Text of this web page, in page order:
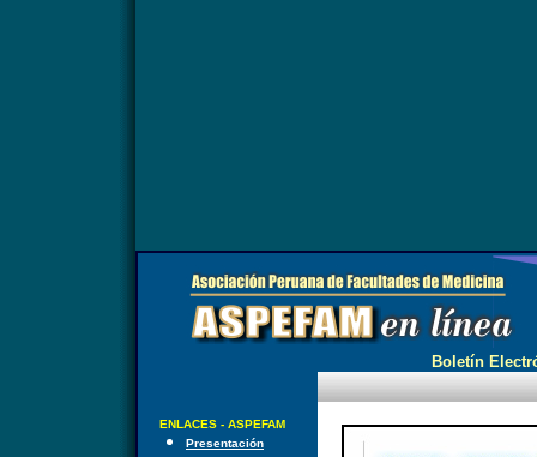
Boletín
ENLACES - ASPEFAM
Presentación